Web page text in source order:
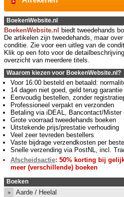
BoekenWebsite.nl
BoekenWebsite.nl
biedt tweedehands
De artikelen zijn tweedehands, maar
conditie. Zie voor een uitleg van de
Klik op een foto voor de
overzicht van meerdere titels.
Waarom kiezen voor BoekenWebsite.nl?
Voor 16:00 besteld en betaald:
14 dagen niet goed, geld terug garantie
Eenvoudig bestellen, zonder
Professioneel verpakt en verzonden
Betaling via iDEAL, Bancontact/
Grote voorraad tweedehands boeken
Uitstekende prijs/prestatie verhouding
Veel zeer tevreden bestellers
Vaste bijdrage verzendkosten per
Snelle verzending via PostNL, incl.
Afscheidsactie: 50% korting bij
meer (verschillende) boeken
Boeken
Aarde / Heelal